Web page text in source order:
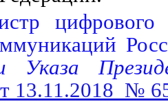
цифрового
Указа
13.11.2018 №